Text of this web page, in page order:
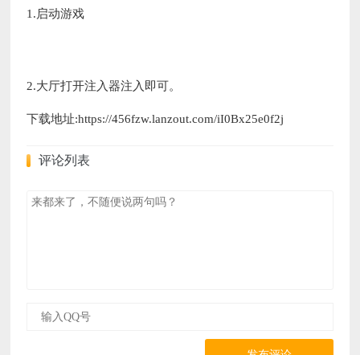
1.启动游戏
2.大厅打开注入器注入即可。
下载地址:https://456fzw.lanzout.com/iI0Bx25e0f2j
评论列表